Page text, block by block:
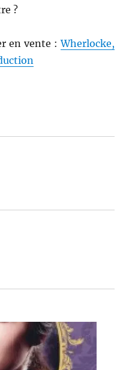
?
en vente :Wherlocke,